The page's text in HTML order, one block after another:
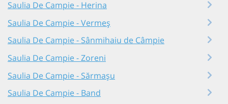
Saulia De Campie - Herina
Saulia De Campie - Vermeș
Saulia De Campie - Sânmihaiu de Câmpie
Saulia De Campie - Zoreni
Saulia De Campie - Sărmașu
Saulia De Campie - Band